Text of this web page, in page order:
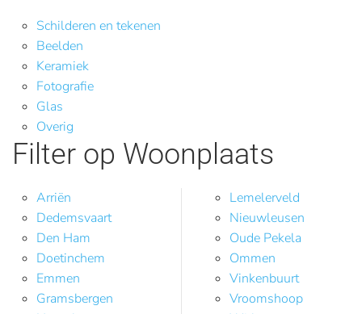
Schilderen en tekenen
Beelden
Keramiek
Fotografie
Glas
Overig
Filter op Woonplaats
Arriën
Dedemsvaart
Den Ham
Doetinchem
Emmen
Gramsbergen
Lemelerveld
Nieuwleusen
Oude Pekela
Ommen
Vinkenbuurt
Vroomshoop